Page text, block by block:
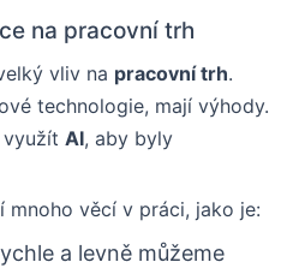
na pracovní trh
vliv na pracovní trh.
technologie, mají výhody.
využít AI, aby byly
mnoho věcí v práci, jako je:
a levně můžeme